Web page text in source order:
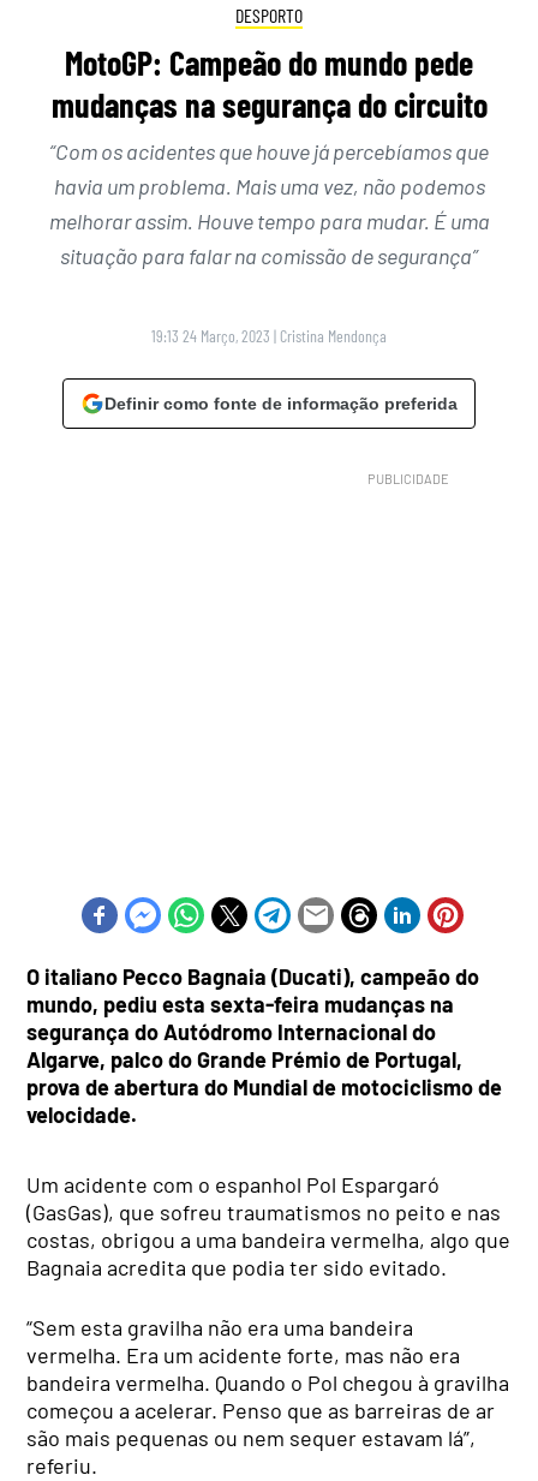
DESPORTO
MotoGP: Campeão do mundo pede
mudanças na segurança do circuito
“Com os acidentes que houve já percebíamos que
havia um problema. Mais uma vez, não podemos
melhorar assim. Houve tempo para mudar. É uma
situação para falar na comissão de segurança”
19:13 24 Março, 2023 | Cristina Mendonça
Definir como fonte de informação preferida
O italiano Pecco Bagnaia (Ducati), campeão do
mundo, pediu esta sexta-feira mudanças na
segurança do Autódromo Internacional do
Algarve, palco do Grande Prémio de Portugal,
prova de abertura do Mundial de motociclismo de
velocidade.
Um acidente com o espanhol Pol Espargaró
(GasGas), que sofreu traumatismos no peito e nas
costas, obrigou a uma bandeira vermelha, algo que
Bagnaia acredita que podia ter sido evitado.
“Sem esta gravilha não era uma bandeira
vermelha. Era um acidente forte, mas não era
bandeira vermelha. Quando o Pol chegou à gravilha
começou a acelerar. Penso que as barreiras de ar
são mais pequenas ou nem sequer estavam lá”,
referiu.